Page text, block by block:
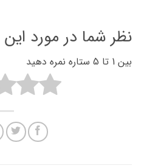
نظر شما در مورد
بین 1 تا 5 ستاره نمره دهید